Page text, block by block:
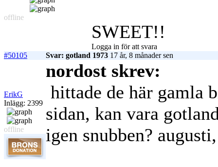
offline
SWEET!!
Logga in för att svara
#50105
Svar: gotland 1973 17 år, 8 månader sen
ErikG
Inlägg: 2399
offline
nordost skrev:
hittade de här gamla
sidan, kan vara
igen snubben?